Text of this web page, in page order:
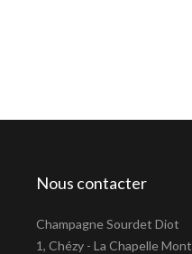
Nous contacter
Champagne Sourdet Diot
1, Chézy - La Chapelle